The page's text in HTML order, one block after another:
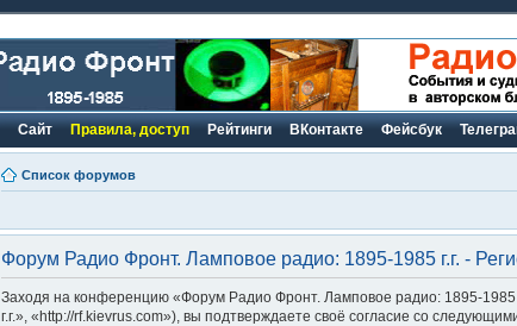
Сайт Правила, доступ Рейтинги ВКонтакте Фейсбук
Список форумов
Форум Радио Фронт. Ламповое радио: 1895-1985 г.г. -
Заходя на конференцию «Форум Радио Фронт. Ламповое радио: 1895-
г.г.», «http://rf.kievrus.com»), вы подтверждаете своё согласие со